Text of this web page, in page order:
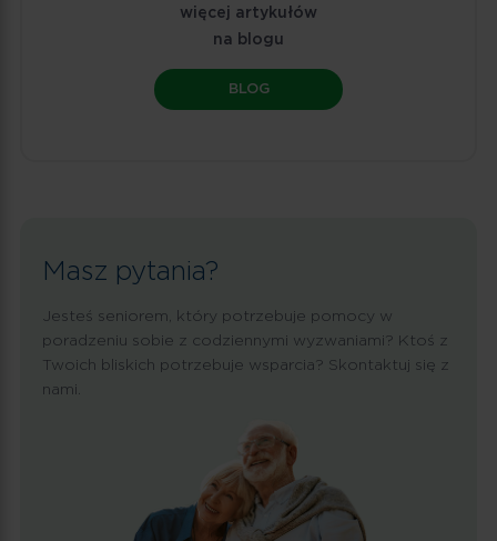
więcej artykułów
na blogu
BLOG
Masz pytania?
Jesteś seniorem, który potrzebuje pomocy w
poradzeniu sobie z codziennymi wyzwaniami? Ktoś z
Twoich bliskich potrzebuje wsparcia? Skontaktuj się z
nami.